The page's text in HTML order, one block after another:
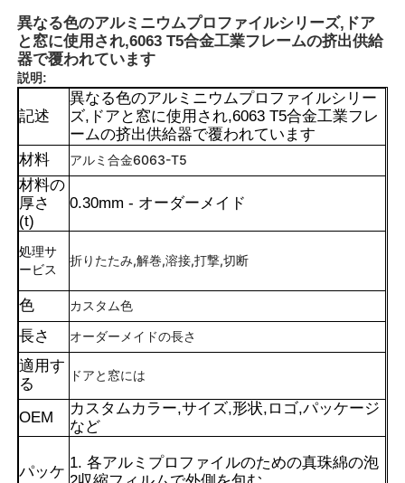
異なる色のアルミニウムプロファイルシリーズ,ドア
と窓に使用され,6063 T5合金工業フレームの挤出供給
器で覆われています
説明:
記述
異なる色のアルミニウムプロファイルシリー
ズ,ドアと窓に使用され,6063 T5合金工業フレ
ームの挤出供給器で覆われています
材料
アルミ合金6063-T5
材料の
厚さ
(t)
0.30mm - オーダーメイド
処理サ
ービス
折りたたみ,解巻,溶接,打撃,切断
色 カスタム色
長さ オーダーメイドの長さ
適用す
る
ドアと窓には
OEM
カスタムカラー,サイズ,形状,ロゴ,パッケージ
など
パッケ
1. 各アルミプロファイルのための真珠綿の泡